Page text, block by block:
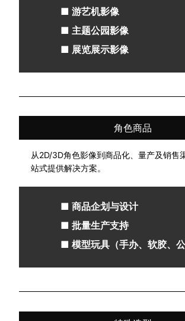
■ 游艺机影像
■ 主题公园影像
■ 展览展示影像
角色商品
从2D/3D角色影像到商品化、量产及销售
站式提供解决方案。
■ 商品企划与设计
■ 批量生产支持
■ 模型玩具（手办、软胶、公